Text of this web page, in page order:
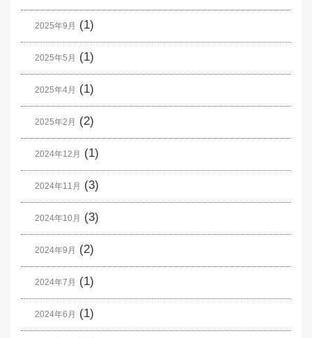
2025年9月 (1)
2025年5月 (1)
2025年4月 (1)
2025年2月 (2)
2024年12月 (1)
2024年11月 (3)
2024年10月 (3)
2024年9月 (2)
2024年7月 (1)
2024年6月 (1)